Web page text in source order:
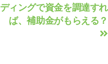
ディングで資金を調達すれ
ば、補助金がもらえる？